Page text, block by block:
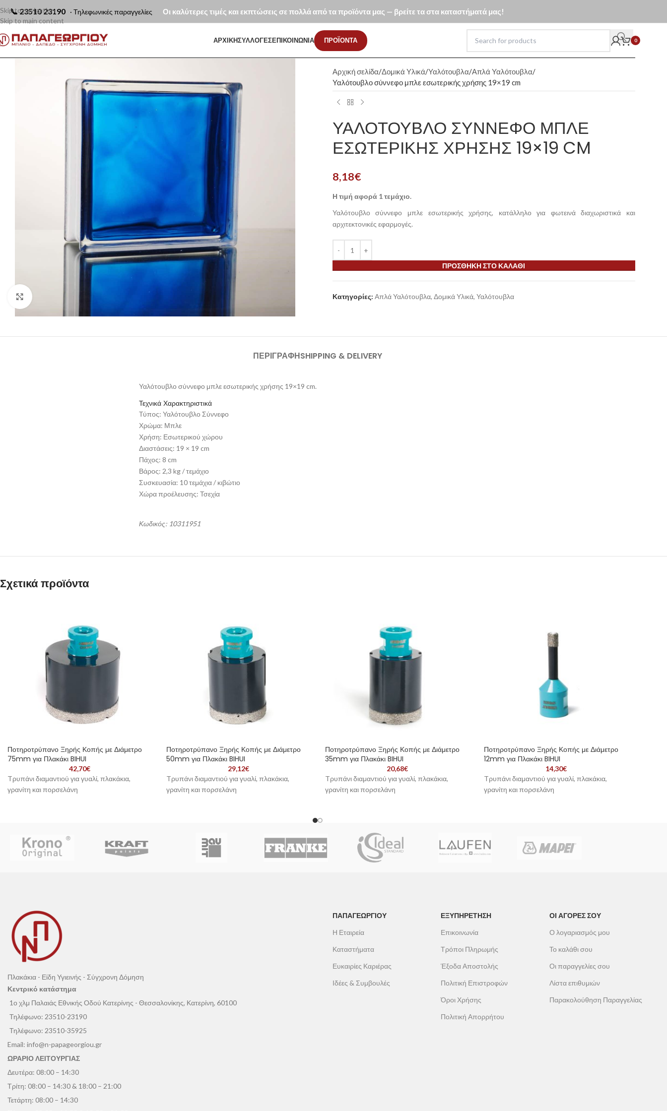
📞 23510 23190 · Τηλεφωνικές παραγγελίες Οι καλύτερες τιμές και εκπτώσεις σε πολλά από τα προϊόντα μας — βρείτε τα στα καταστήματά μας!
Skip to navigation
Skip to main content
ΑΡΧΙΚΗΣΥΛΛΟΓΕΣΕΠΙΚΟΙΝΩΝΙΑ ΠΡΟΪΟΝΤΑ 0
Αρχική σελίδα Δομικά Υλικά Υαλότουβλα Απλά Υαλότουβλα
Υαλότουβλο σύννεφο μπλε εσωτερικής χρήσης 19×19 cm
ΥΑΛΌΤΟΥΒΛΟ ΣΎΝΝΕΦΟ ΜΠΛΕ
ΕΣΩΤΕΡΙΚΉΣ ΧΡΉΣΗΣ 19×19 CM
8,18€
Η τιμή αφορά 1 τεμάχιο.
Υαλότουβλο σύννεφο μπλε εσωτερικής χρήσης, κατάλληλο για φωτεινά διαχωριστικά και
αρχιτεκτονικές εφαρμογές.
ΠΡΟΣΘΉΚΗ ΣΤΟ ΚΑΛΆΘΙ
Κατηγορίες: Απλά Υαλότουβλα, Δομικά Υλικά, Υαλότουβλα
ΠΕΡΙΓΡΑΦΉSHIPPING & DELIVERY
Υαλότουβλο σύννεφο μπλε εσωτερικής χρήσης 19×19 cm.
Τεχνικά Χαρακτηριστικά
Τύπος: Υαλότουβλο Σύννεφο
Χρώμα: Μπλε
Χρήση: Εσωτερικού χώρου
Διαστάσεις: 19 × 19 cm
Πάχος: 8 cm
Βάρος: 2,3 kg / τεμάχιο
Συσκευασία: 10 τεμάχια / κιβώτιο
Χώρα προέλευσης: Τσεχία
Κωδικός: 10311951
Σχετικά προϊόντα
Ποτηροτρύπανο Ξηρής Κοπής με Διάμετρο
75mm για Πλακάκι BIHUI
42,70€
Tρυπάνι διαμαντιού για γυαλί, πλακάκια,
γρανίτη και πορσελάνη
Ποτηροτρύπανο Ξηρής Κοπής με Διάμετρο
50mm για Πλακάκι BIHUI
29,12€
Tρυπάνι διαμαντιού για γυαλί, πλακάκια,
γρανίτη και πορσελάνη
Ποτηροτρύπανο Ξηρής Κοπής με Διάμετρο
35mm για Πλακάκι BIHUI
20,68€
Tρυπάνι διαμαντιού για γυαλί, πλακάκια,
γρανίτη και πορσελάνη
Ποτηροτρύπανο Ξηρής Κοπής με Διάμετρο
12mm για Πλακάκι BIHUI
14,30€
Tρυπάνι διαμαντιού για γυαλί, πλακάκια,
γρανίτη και πορσελάνη
Πλακάκια - Είδη Υγιεινής - Σύγχρονη Δόμηση
Κεντρικό κατάστημα
1ο χλμ Παλαιάς Εθνικής Οδού Κατερίνης - Θεσσαλονίκης, Κατερίνη, 60100
Τηλέφωνο: 23510-23190
Τηλέφωνο: 23510-35925
Email: info@n-papageorgiou.gr
ΩΡΑΡΙΟ ΛΕΙΤΟΥΡΓΙΑΣ
Δευτέρα: 08:00 – 14:30
Τρίτη: 08:00 – 14:30 & 18:00 – 21:00
Τετάρτη: 08:00 – 14:30
ΠΑΠΑΓΕΩΡΓΊΟΥ
Η Εταιρεία
Καταστήματα
Ευκαιρίες Καριέρας
Ιδέες & Συμβουλές
ΕΞΥΠΗΡΕΤΗΣΗ
Επικοινωνία
Τρόποι Πληρωμής
Έξοδα Αποστολής
Πολιτική Επιστροφών
Όροι Χρήσης
Πολιτική Απορρήτου
ΟΙ ΑΓΟΡΕΣ ΣΟΥ
Ο λογαριασμός μου
Το καλάθι σου
Οι παραγγελίες σου
Λίστα επιθυμιών
Παρακολούθηση Παραγγελίας